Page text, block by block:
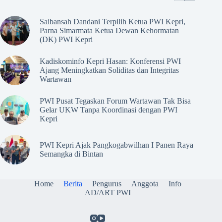
Saibansah Dandani Terpilih Ketua PWI Kepri,
Parna Simarmata Ketua Dewan Kehormatan
(DK) PWI Kepri
Kadiskominfo Kepri Hasan: Konferensi PWI
Ajang Meningkatkan Soliditas dan Integritas
Wartawan
PWI Pusat Tegaskan Forum Wartawan Tak Bisa
Gelar UKW Tanpa Koordinasi dengan PWI
Kepri
PWI Kepri Ajak Pangkogabwilhan I Panen Raya
Semangka di Bintan
Home Berita Pengurus Anggota
Info
AD/ART PWI